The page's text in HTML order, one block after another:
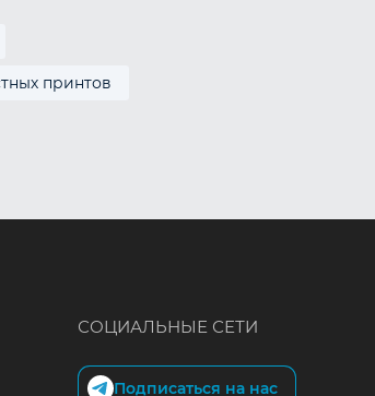
принтов
СОЦИАЛЬНЫЕ СЕТИ
Подписаться на нас